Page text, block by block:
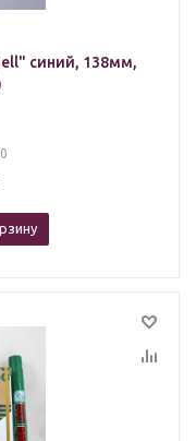
синий, 138мм,